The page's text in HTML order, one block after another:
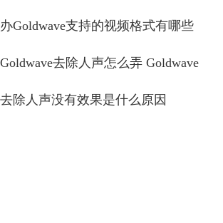
办Goldwave支持的视频格式有哪些
Goldwave去除人声怎么弄 Goldwave
去除人声没有效果是什么原因